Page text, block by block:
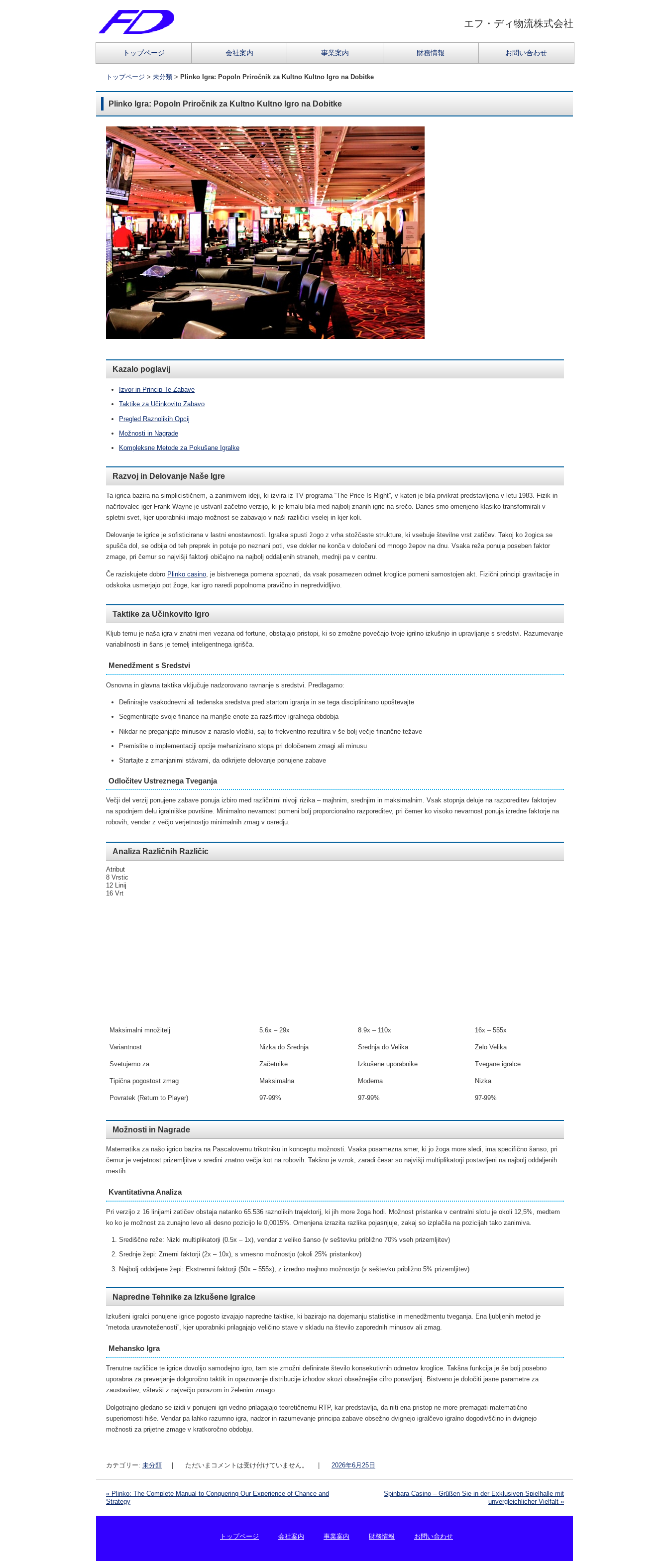
エフ・ディ物流株式会社
メインメニュー
ン
テ
移
動
トップページ 会社案内 事業案内 財務情報 お問い合わせ
トップページ > 未分類 > Plinko Igra: Popoln Priročnik za Kultno Kultno Igro na Dobitke
Plinko Igra: Popoln Priročnik za Kultno Kultno Igro na Dobitke
Kazalo poglavij
Izvor in Princip Te Zabave
Taktike za Učinkovito Zabavo
Pregled Raznolikih Opcij
Možnosti in Nagrade
Kompleksne Metode za Pokušane Igralke
Razvoj in Delovanje Naše Igre
Ta igrica bazira na simplicističnem, a zanimivem ideji, ki izvira iz TV programa “The Price Is Right”, v kateri je bila prvikrat predstavljena v letu 1983. Fizik in
načrtovalec iger Frank Wayne je ustvaril začetno verzijo, ki je kmalu bila med najbolj znanih igric na srečo. Danes smo omenjeno klasiko transformirali v
spletni svet, kjer uporabniki imajo možnost se zabavajo v naši različici vselej in kjer koli.
Delovanje te igrice je sofisticirana v lastni enostavnosti. Igralka spusti žogo z vrha stožčaste strukture, ki vsebuje številne vrst zatičev. Takoj ko žogica se
spušča dol, se odbija od teh preprek in potuje po neznani poti, vse dokler ne konča v določeni od mnogo žepov na dnu. Vsaka reža ponuja poseben faktor
zmage, pri čemur so najvišji faktorji običajno na najbolj oddaljenih straneh, mednji pa v centru.
Če raziskujete dobro Plinko casino , je bistvenega pomena spoznati, da vsak posamezen odmet kroglice pomeni samostojen akt. Fizični principi gravitacije in
odskoka usmerjajo pot žoge, kar igro naredi popolnoma pravično in nepredvidljivo.
Taktike za Učinkovito Igro
Kljub temu je naša igra v znatni meri vezana od fortune, obstajajo pristopi, ki so zmožne povečajo tvoje igrilno izkušnjo in upravljanje s sredstvi. Razumevanje
variabilnosti in šans je temelj inteligentnega igrišča.
Menedžment s Sredstvi
Osnovna in glavna taktika vključuje nadzorovano ravnanje s sredstvi. Predlagamo:
Definirajte vsakodnevni ali tedenska sredstva pred startom igranja in se tega disciplinirano upoštevajte
Segmentirajte svoje finance na manjše enote za razširitev igralnega obdobja
Nikdar ne preganjajte minusov z naraslo vložki, saj to frekventno rezultira v še bolj večje finančne težave
Premislite o implementaciji opcije mehanizirano stopa pri določenem zmagi ali minusu
Startajte z zmanjanimi stávami, da odkrijete delovanje ponujene zabave
Odločitev Ustreznega Tveganja
Večji del verzij ponujene zabave ponuja izbiro med različnimi nivoji rizika – majhnim, srednjim in maksimalnim. Vsak stopnja deluje na razporeditev faktorjev
na spodnjem delu igralniške površine. Minimalno nevarnost pomeni bolj proporcionalno razporeditev, pri čemer ko visoko nevarnost ponuja izredne faktorje na
robovih, vendar z večjo verjetnostjo minimalnih zmag v osredju.
Analiza Različnih Različic
Atribut
8 Vrstic
12 Linij
16 Vrt
Maksimalni množitelj 5.6x – 29x 8.9x – 110x 16x – 555x
Variantnost Nizka do Srednja Srednja do Velika Zelo Velika
Svetujemo za Začetnike Izkušene uporabnike Tvegane igralce
Tipična pogostost zmag Maksimalna Moderna Nizka
Povratek (Return to Player) 97-99% 97-99% 97-99%
Možnosti in Nagrade
Matematika za našo igrico bazira na Pascalovemu trikotniku in konceptu možnosti. Vsaka posamezna smer, ki jo žoga more sledi, ima specifično šanso, pri
čemur je verjetnost prizemljitve v sredini znatno večja kot na robovih. Takšno je vzrok, zaradi česar so najvišji multiplikatorji postavljeni na najbolj oddaljenih
mestih.
Kvantitativna Analiza
Pri verzijo z 16 linijami zatičev obstaja natanko 65.536 raznolikih trajektorij, ki jih more žoga hodi. Možnost pristanka v centralni slotu je okoli 12,5%, medtem
ko ko je možnost za zunajno levo ali desno pozicijo le 0,0015%. Omenjena izrazita razlika pojasnjuje, zakaj so izplačila na pozicijah tako zanimiva.
Središčne reže: Nizki multiplikatorji (0.5x – 1x), vendar z veliko šanso (v seštevku približno 70% vseh prizemljitev)
Srednje žepi: Zmerni faktorji (2x – 10x), s vmesno možnostjo (okoli 25% pristankov)
Najbolj oddaljene žepi: Ekstremni faktorji (50x – 555x), z izredno majhno možnostjo (v seštevku približno 5% prizemljitev)
Napredne Tehnike za Izkušene Igralce
Izkušeni igralci ponujene igrice pogosto izvajajo napredne taktike, ki bazirajo na dojemanju statistike in menedžmentu tveganja. Ena ljubljenih metod je
“metoda uravnoteženosti”, kjer uporabniki prilagajajo veličino stave v skladu na število zaporednih minusov ali zmag.
Mehansko Igra
Trenutne različice te igrice dovolijo samodejno igro, tam ste zmožni definirate število konsekutivnih odmetov kroglice. Takšna funkcija je še bolj posebno
uporabna za preverjanje dolgoročno taktik in opazovanje distribucije izhodov skozi obsežnejše cifro ponavljanj. Bistveno je določiti jasne parametre za
zaustavitev, vštevši z največjo porazom in želenim zmago.
Dolgotrajno gledano se izidi v ponujeni igri vedno prilagajajo teoretičnemu RTP, kar predstavlja, da niti ena pristop ne more premagati matematično
superiornosti hiše. Vendar pa lahko razumno igra, nadzor in razumevanje principa zabave obsežno dvignejo igralčevo igralno dogodivščino in dvignejo
možnosti za prijetne zmage v kratkoročno obdobju.
カテゴリー: 未分類 | ただいまコメントは受け付けていません。 | 2026年6月25日
投稿ナビゲーション
« Plinko: The Complete Manual to Conquering Our Experience of Chance and
Strategy
Spinbara Casino – Grüßen Sie in der Exklusiven-Spielhalle mit
unvergleichlicher Vielfalt »
トップページ 会社案内 事業案内 財務情報 お問い合わせ